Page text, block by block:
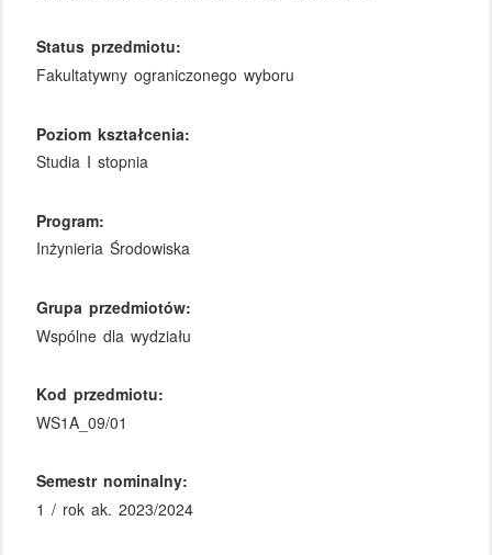
Status przedmiotu:
Fakultatywny ograniczonego wyboru
Poziom kształcenia:
Studia I stopnia
Program:
Inżynieria Środowiska
Grupa przedmiotów:
Wspólne dla wydziału
Kod przedmiotu:
WS1A_09/01
Semestr nominalny:
1 / rok ak. 2023/2024